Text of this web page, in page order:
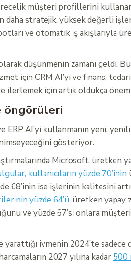
müşteri profillerini
daha stratejik, yüksek değerli
ve otomatik iş akışlarıyla
düşünmenin zamanı geldi.
için CRM AI’yi ve finans,
ilerlemek için artık oldukça
öngörüleri
AI’yi kullanmanın yeni,
gösteriyor.
Microsoft, üretken
kullanıcıların yüzde 70’inin
68’inin ise işlerinin kalitesini
yüzde 64’ü, üretken yapay
ve yüzde 67’si onlara
yarattığı ivmenin 2024’te sadece
2027 yılına kadar 500